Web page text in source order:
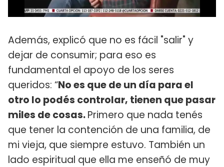
Además, explicó que no es fácil "salir" y
dejar de consumir; para eso es
fundamental el apoyo de los seres
queridos: “No es que de un día para el
otro lo podés controlar, tienen que pasar
miles de cosas.Primero que nada tenés
que tener la contención de una familia, de
mi vieja, que siempre estuvo. También un
lado espiritual que ella me enseñó de muy